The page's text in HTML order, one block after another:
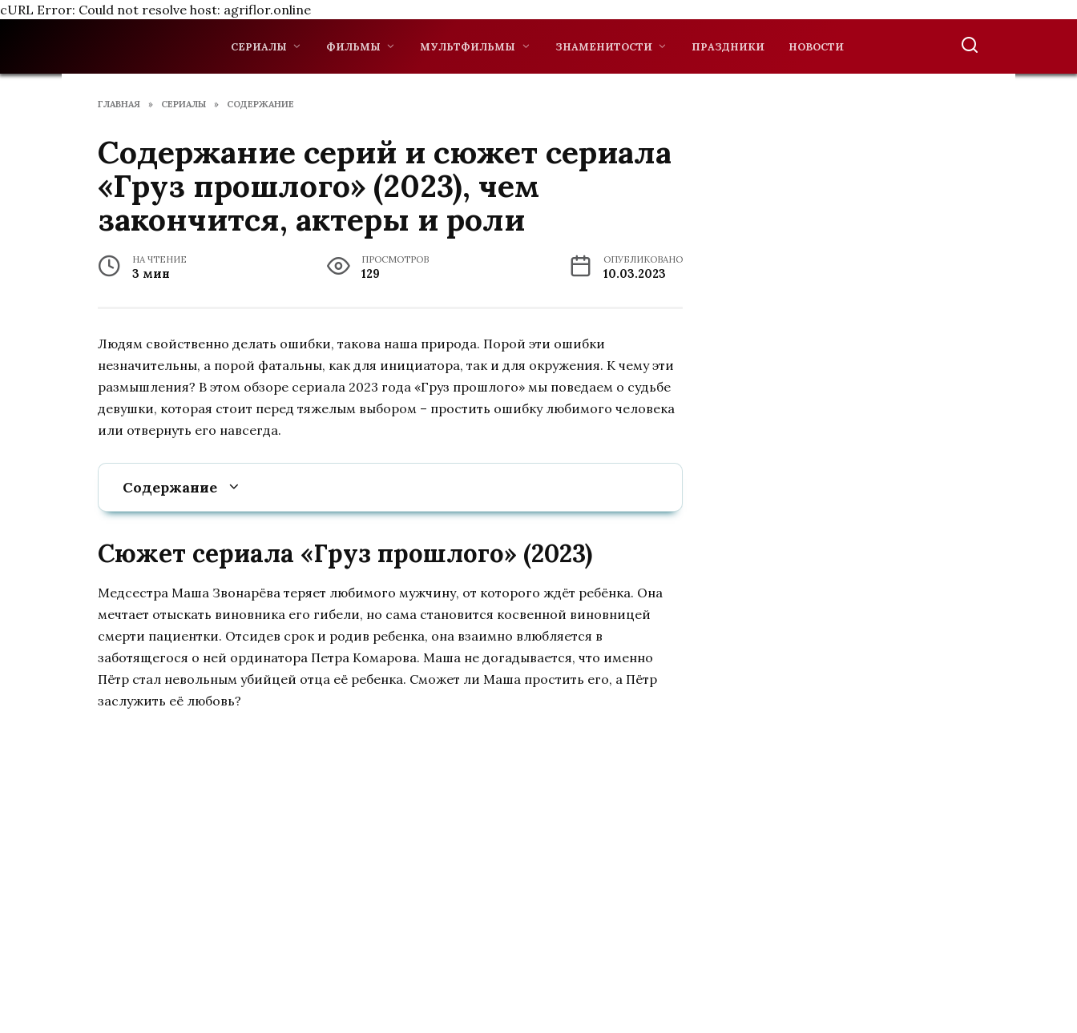
cURL Error: Could not resolve host: agriflor.online
СЕРИАЛЫ ФИЛЬМЫ МУЛЬТФИЛЬМЫ ЗНАМЕНИТОСТИ ПРАЗДНИКИ НОВОСТИ
ГЛАВНАЯ » СЕРИАЛЫ » СОДЕРЖАНИЕ
Содержание серий и сюжет сериала
«Груз прошлого» (2023), чем
закончится, актеры и роли
НА ЧТЕНИЕ
3 мин
ПРОСМОТРОВ
129
ОПУБЛИКОВАНО
10.03.2023
Людям свойственно делать ошибки, такова наша природа. Порой эти ошибки
незначительны, а порой фатальны, как для инициатора, так и для окружения. К чему эти
размышления? В этом обзоре сериала 2023 года «Груз прошлого» мы поведаем о судьбе
девушки, которая стоит перед тяжелым выбором – простить ошибку любимого человека
или отвернуть его навсегда.
Содержание
Сюжет сериала «Груз прошлого» (2023)
Медсестра Маша Звонарёва теряет любимого мужчину, от которого ждёт ребёнка. Она
мечтает отыскать виновника его гибели, но сама становится косвенной виновницей
смерти пациентки. Отсидев срок и родив ребенка, она взаимно влюбляется в
заботящегося о ней ординатора Петра Комарова. Маша не догадывается, что именно
Пётр стал невольным убийцей отца её ребенка. Сможет ли Маша простить его, а Пётр
заслужить её любовь?